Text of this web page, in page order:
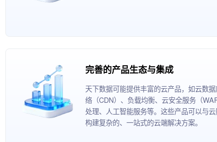
完善的产品生态与集成
天下数据可能提供丰富的云产品，如云数
络（CDN）、负载均衡、云安全服务（
处理、人工智能服务等。这些产品可以与
构建复杂的、一站式的云端解决方案。